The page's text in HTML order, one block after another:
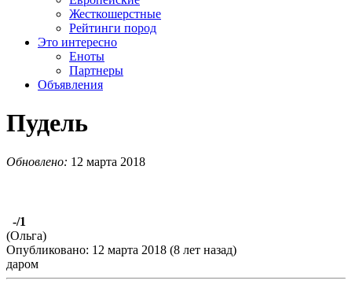
Жесткошерстные
Рейтинги пород
Это интересно
Еноты
Партнеры
Объявления
Пудель
Обновлено: 12 марта 2018
-/1
(Ольга)
Опубликовано: 12 марта 2018 (8 лет назад)
даром